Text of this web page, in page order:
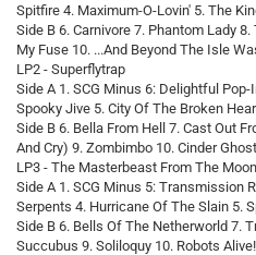
Spitfire 4. Maximum-O-Lovin' 5. The
Side B 6. Carnivore 7. Phantom Lady
My Fuse 10. ...And Beyond The Isle
LP2 - Superflytrap
Side A 1. SCG Minus 6: Delightful
Spooky Jive 5. City Of The Broken
Side B 6. Bella From Hell 7. Cast Out
And Cry) 9. Zombimbo 10. Cinder
LP3 - The Masterbeast From The Moon
Side A 1. SCG Minus 5: Transmission
Serpents 4. Hurricane Of The Slain 5.
Side B 6. Bells Of The Netherworld 7.
Succubus 9. Soliloquy 10. Robots